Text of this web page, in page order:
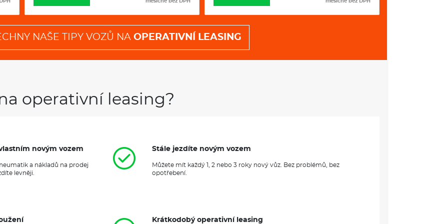
194 mm
Objem zavaz. prostoru720/2065 l
VÝBAVA:
měsíčně bez DPH měsíčně bez DPH
NAŠE TIPY VOZŮ NA OPERATIVNÍ LEASING
operativní leasing?
novým vozem
a nákladů na prodej
levněji.
Stále jezdíte novým vozem
Můžete mít každý 1, 2 nebo 3 roky nový vůz. Bez problémů, bez
opotřebení.
Krátkodobý operativní leasing